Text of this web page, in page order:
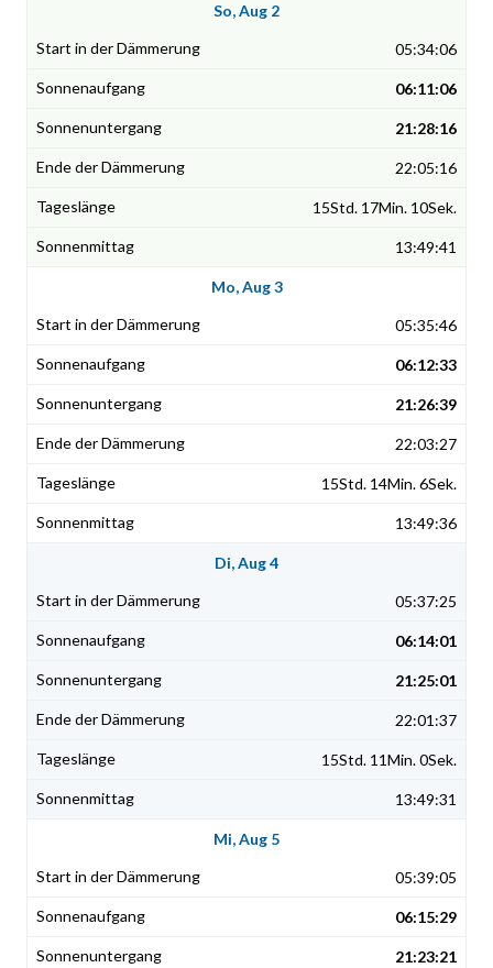
So, Aug 2
05:34:06
06:11:06
21:28:16
22:05:16
15Std. 17Min. 10Sek.
13:49:41
Mo, Aug 3
05:35:46
06:12:33
21:26:39
22:03:27
15Std. 14Min. 6Sek.
13:49:36
Di, Aug 4
05:37:25
06:14:01
21:25:01
22:01:37
15Std. 11Min. 0Sek.
13:49:31
Mi, Aug 5
05:39:05
06:15:29
21:23:21